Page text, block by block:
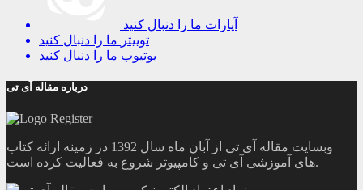
آپارات ما را دنبال کنید
توییتر ما را دنبال کنید
یوتیوب ما را دنبال کنید
درباره مقاله آی تی
وبسایت مقاله آی تی از آبان ماه سال 1392 در زمینه ارائه کتاب
های آموزشی آی تی و کامپیوتر شروع به فعالیت کرده است.